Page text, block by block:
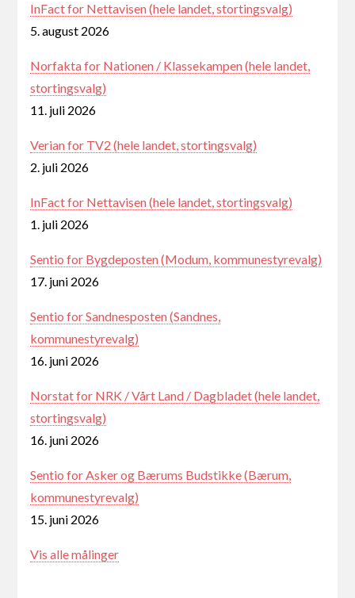
InFact for Nettavisen (hele landet, stortingsvalg)
5. august 2026
Norfakta for Nationen / Klassekampen (hele landet,
stortingsvalg)
11. juli 2026
Verian for TV2 (hele landet, stortingsvalg)
2. juli 2026
InFact for Nettavisen (hele landet, stortingsvalg)
1. juli 2026
Sentio for Bygdeposten (Modum, kommunestyrevalg)
17. juni 2026
Sentio for Sandnesposten (Sandnes,
kommunestyrevalg)
16. juni 2026
Norstat for NRK / Vårt Land / Dagbladet (hele landet,
stortingsvalg)
16. juni 2026
Sentio for Asker og Bærums Budstikke (Bærum,
kommunestyrevalg)
15. juni 2026
Vis alle målinger